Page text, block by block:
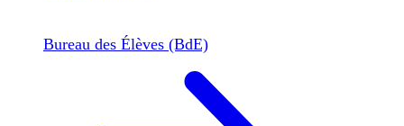
Bureau des Élèves (BdE)